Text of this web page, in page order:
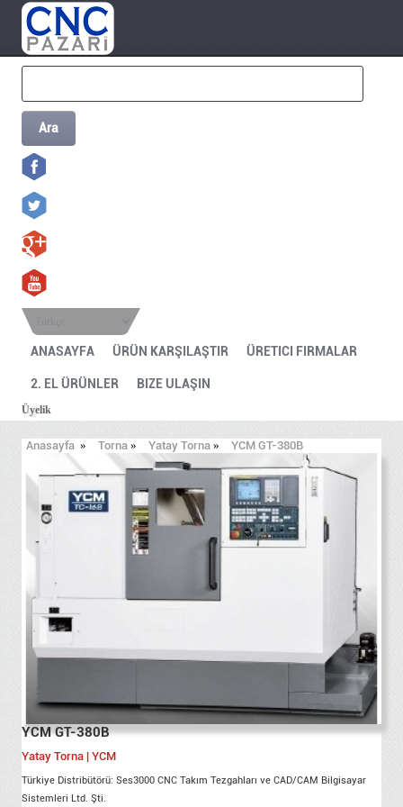
Ara
ANASAYFA ÜRÜN KARŞILAŞTIR ÜRETICI FIRMALAR
2. EL ÜRÜNLER BIZE ULAŞIN
Üyelik
Anasayfa » Torna » Yatay Torna » YCM GT-380B
YCM GT-380B
Yatay Torna | YCM
Türkiye Distribütörü: Ses3000 CNC Takım Tezgahları ve CAD/CAM Bilgisayar
Sistemleri Ltd. Şti.